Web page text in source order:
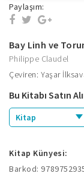
Paylaşım:
Bay Linh ve
Philippe Claudel
Çeviren: Yaşar
Bu Kitabı Satın
Kitap
Kitap Künyesi:
Barkod: